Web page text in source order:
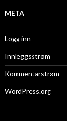
META
Logg inn
Innleggsstrøm
Kommentarstrøm
WordPress.org